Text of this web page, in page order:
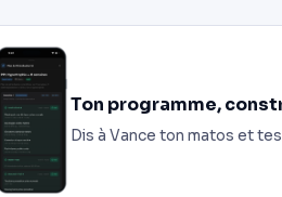
Ton programme,
Dis à Vance ton matos et